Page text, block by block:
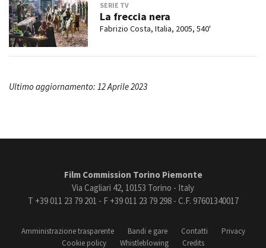
SERIE TV
La freccia nera
Fabrizio Costa, Italia, 2005, 540'
Ultimo aggiornamento: 12 Aprile 2023
Film Commission Torino Piemonte
Via Cagliari 42, 10153 Torino - Italy
T +39 011 23 79 201 - F +39 011 23 79 298 - C.F. 97601340017
Amministrazione trasparente Bandi e gare Contatti
Privacy
Cookie policy
Whistleblowing Credits